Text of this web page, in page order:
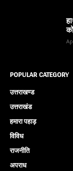
POPULAR CATEGORY
उत्तराखण्ड
उत्तराखंड
हमारा पहाड़
विविध
राजनीति
अपराध